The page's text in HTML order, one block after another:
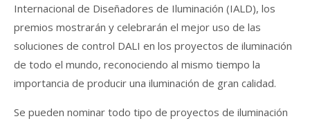
Internacional de Diseñadores de Iluminación (IALD), los
premios mostrarán y celebrarán el mejor uso de las
soluciones de control DALI en los proyectos de iluminación
de todo el mundo, reconociendo al mismo tiempo la
importancia de producir una iluminación de gran calidad.
Se pueden nominar todo tipo de proyectos de iluminación